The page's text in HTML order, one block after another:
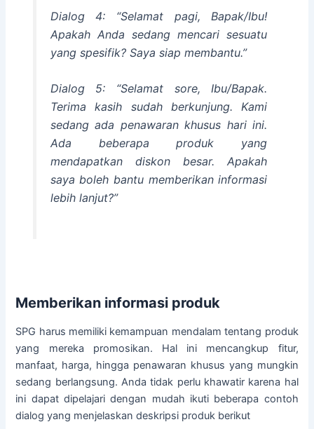
Dialog 4: “Selamat pagi, Bapak/Ibu!
Apakah Anda sedang mencari sesuatu
yang spesifik? Saya siap membantu.”
Dialog 5: “Selamat sore, Ibu/Bapak.
Terima kasih sudah berkunjung. Kami
sedang ada penawaran khusus hari ini.
Ada beberapa produk yang
mendapatkan diskon besar. Apakah
saya boleh bantu memberikan informasi
lebih lanjut?”
Memberikan informasi produk
SPG harus memiliki kemampuan mendalam tentang produk
yang mereka promosikan. Hal ini mencangkup fitur,
manfaat, harga, hingga penawaran khusus yang mungkin
sedang berlangsung. Anda tidak perlu khawatir karena hal
ini dapat dipelajari dengan mudah ikuti beberapa contoh
dialog yang menjelaskan deskripsi produk berikut